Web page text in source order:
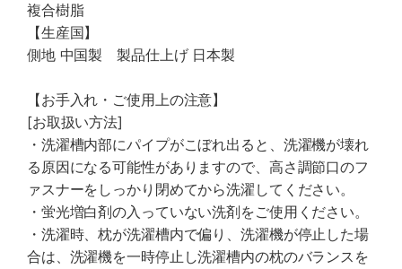
複合樹脂
【生産国】
側地 中国製 製品仕上げ 日本製
【お手入れ・ご使用上の注意】
[お取扱い方法]
・洗濯槽内部にパイプがこぼれ出ると、洗濯機が壊れ
る原因になる可能性がありますので、高さ調節口のフ
ァスナーをしっかり閉めてから洗濯してください。
・蛍光増白剤の入っていない洗剤をご使用ください。
・洗濯時、枕が洗濯槽内で偏り、洗濯機が停止した場
合は、洗濯機を一時停止し洗濯槽内の枕のバランスを